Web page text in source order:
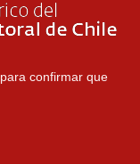
confirmar que